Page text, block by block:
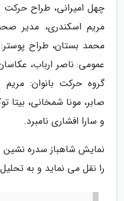
چهل امیرانی، طراح حرکت
مریم اسکندری، مدیر
محمد بستان، طراح
عمومی: ناصر ارباب،
گروه حرکت بانوان:
صابر، مونا شمخانی،
و سارا افشاری نامبرد.
نمایش شاهباز سدرہ نشین
را نقل می نماید و به